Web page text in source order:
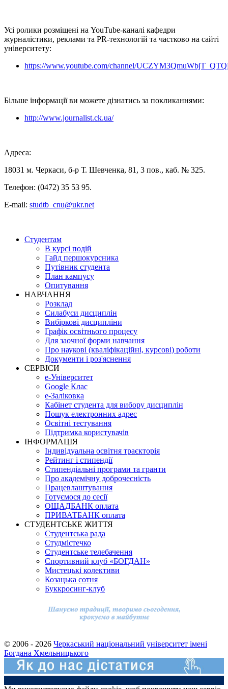
Усі ролики розміщені на YouTube-каналі кафедри
журналістики, реклами та PR-технологій та частково на сайті
університету:
https://www.youtube.com/channel/
Більше інформації ви можете дізнатись за покликаннями:
http://www.journalist.ck.ua/
Адреса:
18031 м. Черкаси, б-р Т. Шевченка, 81, 3 пов., каб. № 325.
Телефон: (0472) 35 53 95.
Е-mаіl: studtb_cnu@ukr.net
Студентам
В курсі подій
Гайд першокурсника
Путівник студента
План кампусу
Опитування
НАВЧАННЯ
Розклад
Силабуси дисциплін
Вибіркові дисципліни
Графік освітнього процесу
Для заочної форми навчання
Про наукові (кваліфікаційні, курсові) роботи
Документи і роз'яснення
СЕРВІСИ
е-Університет
Google Клас
е-Заліковка
Кабінет студента для вибору дисциплін
Пошук електронних адрес
Освітні тестування
Підтримка користувачів
ІНФОРМАЦІЯ
Індивідуальна освітня траєкторія
Рейтинг і стипендії
Стипендіальні програми та гранти
Про академічну доброчесність
Працевлаштування
Готуємося до сесії
ОЩАДБАНК оплата
ПРИВАТБАНК оплата
СТУДЕНТСЬКЕ ЖИТТЯ
Студентська рада
Студмістечко
Студентське телебачення
Спортивний клуб «БОГДАН»
Мистецькі колективи
Козацька сотня
Буккросинг-клуб
© 2006 - 2026 Черкаський національний університет імені
Богдана Хмельницького